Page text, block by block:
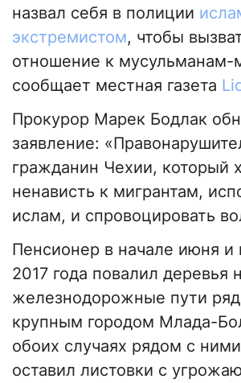
назвал себя в полиции
экстремистом, чтобы
отношение к мусульманам-
сообщает местная газета
Прокурор Марек Бодлак
заявление:
гражданин Чехии, который
ненависть к мигрантам,
ислам, и спровоцировать
Пенсионер в начале июня и
2017 года повалил деревья
железнодорожные пути
крупным городом Млада-
обоих случаях рядом с
оставил листовки с